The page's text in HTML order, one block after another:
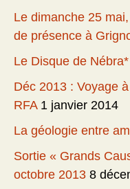
Le dimanche 25
de présence à
Le Disque de Nébra*
Déc 2013 : Voyage
RFA 1 janvier 2014
La géologie entre
Sortie « Grands
octobre 2013 8